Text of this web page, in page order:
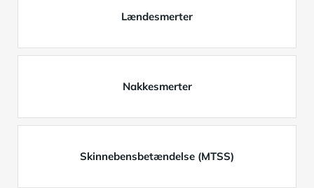
Lændesmerter
Nakkesmerter
Skinnebensbetændelse (MTSS)